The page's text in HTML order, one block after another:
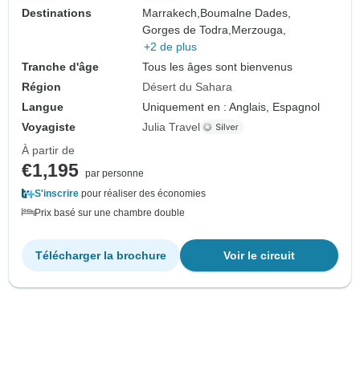
Destinations
Marrakech, Boumalne Dades,
Gorges de Todra, Merzouga,
+2 de plus
Tranche d'âge
Tous les âges sont bienvenus
Région
Désert du Sahara
Langue
Uniquement en : Anglais, Espagnol
Voyagiste
Julia Travel
À partir de
€1,195 par personne
S'inscrire pour réaliser des économies
Prix basé sur une chambre double
Voir le circuit
Télécharger la brochure